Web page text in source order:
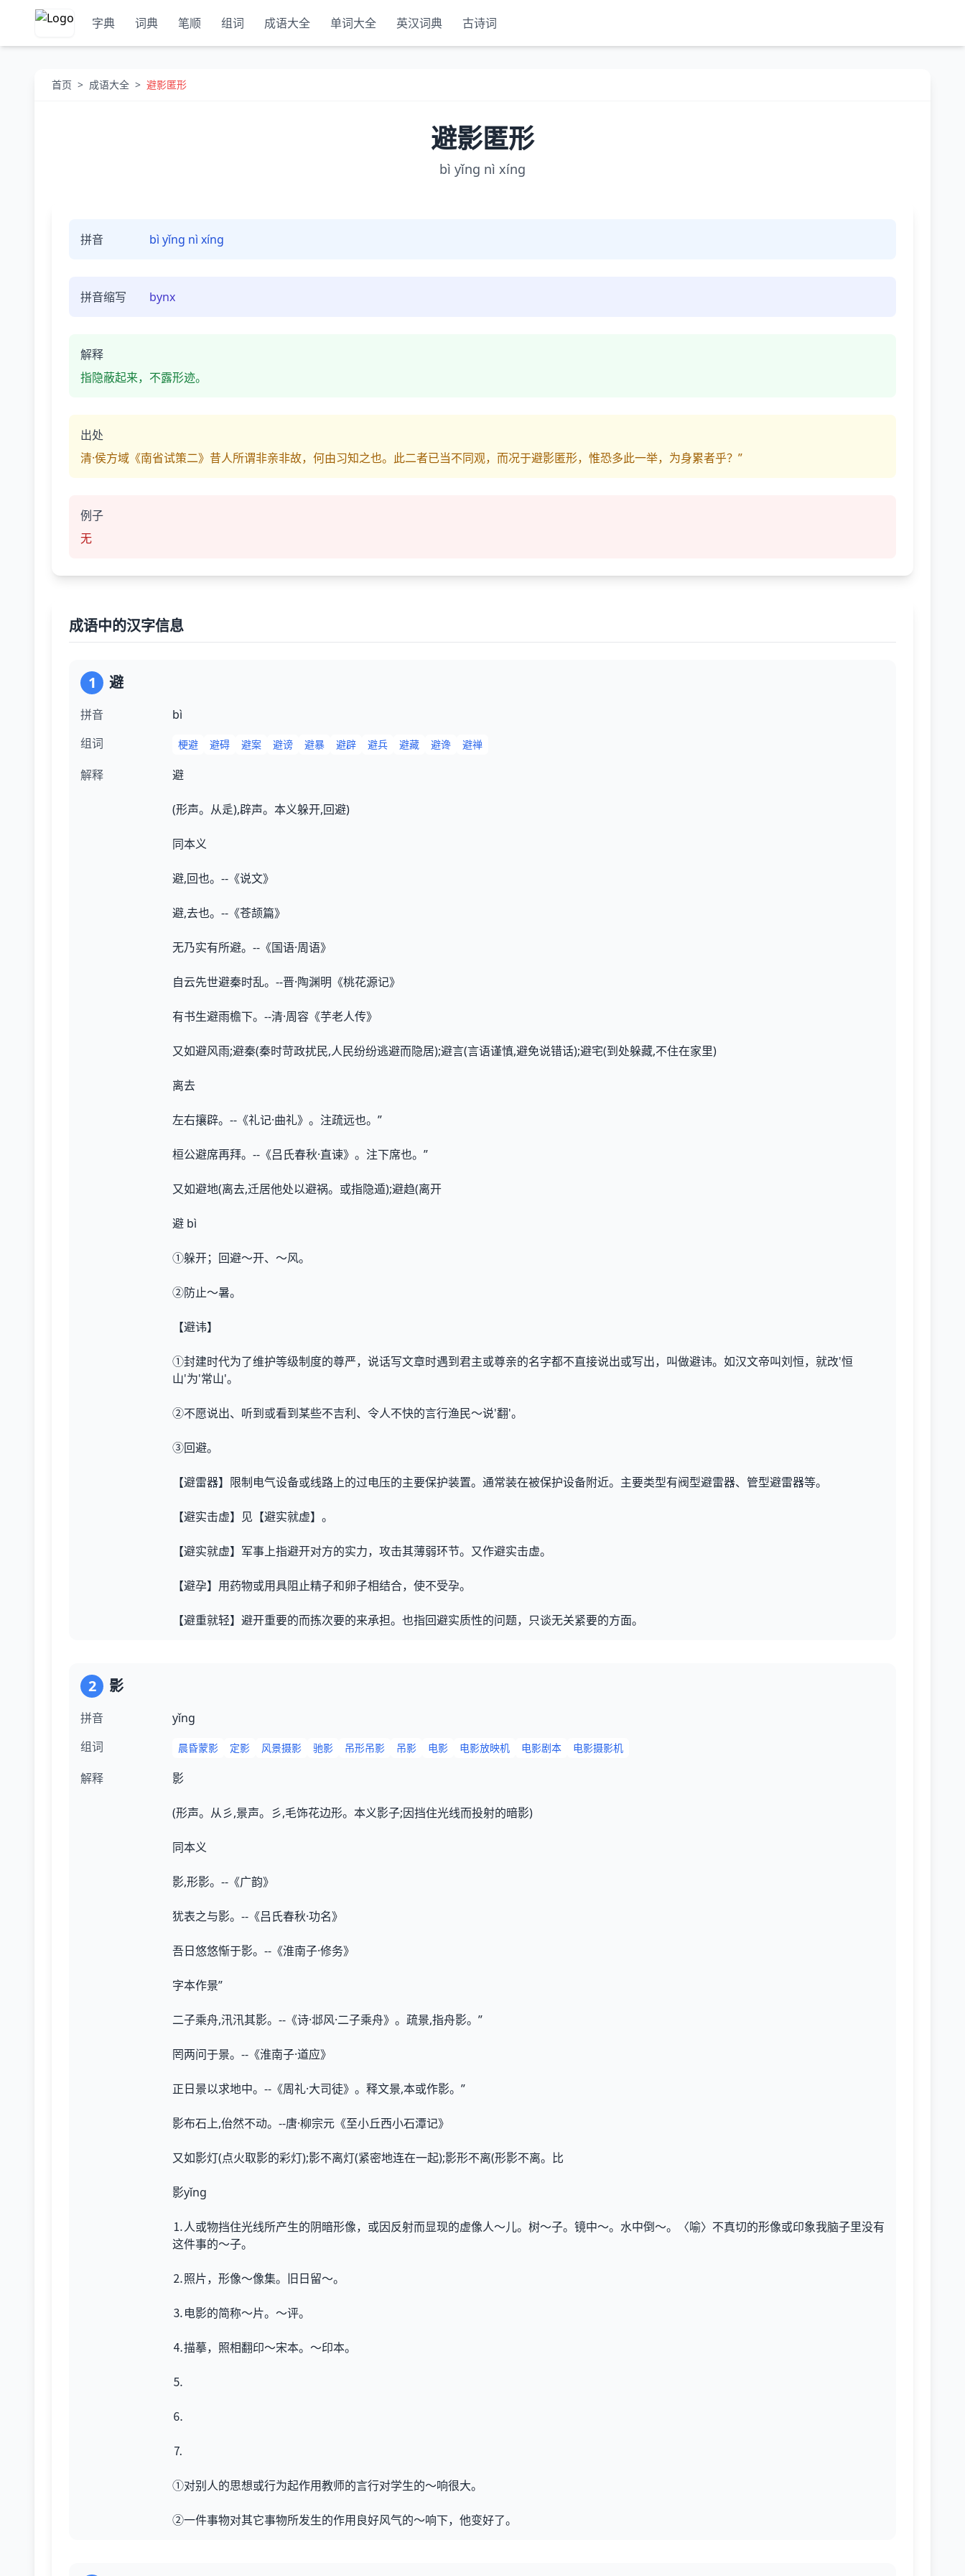
字典 词典 笔顺 组词 成语大全 单词大全 英汉词典 古诗词
首页 > 成语大全 > 避影匿形
避影匿形
bì yǐng nì xíng
拼音 bì yǐng nì xíng
拼音缩写 bynx
解释
指隐蔽起来，不露形迹。
出处
清·侯方域《南省试策二》昔人所谓非亲非故，何由习知之也。此二者已当不同观，而况于避影匿形，惟恐多此一举，为身累者乎？”
例子
无
成语中的汉字信息
1 避
拼音
bì
组词
梗避 避碍 避案 避谤 避暴 避辟 避兵 避藏 避谗 避禅
解释 避
(形声。从辵),辟声。本义躲开,回避)
同本义
避,回也。--《说文》
避,去也。--《苍颉篇》
无乃实有所避。--《国语·周语》
自云先世避秦时乱。--晋·陶渊明《桃花源记》
有书生避雨檐下。--清·周容《芋老人传》
又如避风雨;避秦(秦时苛政扰民,人民纷纷逃避而隐居);避言(言语谨慎,避免说错话);避宅(到处躲藏,不住在家里)
离去
左右攘辟。--《礼记·曲礼》。注疏远也。”
桓公避席再拜。--《吕氏春秋·直谏》。注下席也。”
又如避地(离去,迁居他处以避祸。或指隐遁);避趋(离开
避 bì
①躲开；回避～开、～风。
②防止～暑。
【避讳】
①封建时代为了维护等级制度的尊严，说话写文章时遇到君主或尊亲的名字都不直接说出或写出，叫做避讳。如汉文帝叫刘恒，就改'恒
山'为'常山'。
②不愿说出、听到或看到某些不吉利、令人不快的言行渔民～说'翻'。
③回避。
【避雷器】限制电气设备或线路上的过电压的主要保护装置。通常装在被保护设备附近。主要类型有阀型避雷器、管型避雷器等。
【避实击虚】见【避实就虚】。
【避实就虚】军事上指避开对方的实力，攻击其薄弱环节。又作避实击虚。
【避孕】用药物或用具阻止精子和卵子相结合，使不受孕。
【避重就轻】避开重要的而拣次要的来承担。也指回避实质性的问题，只谈无关紧要的方面。
2 影
拼音
yǐnɡ
组词
晨昏蒙影 定影 风景摄影 驰影 吊形吊影 吊影 电影 电影放映机 电影剧本 电影摄影机
解释 影
(形声。从彡,景声。彡,毛饰花边形。本义影子;因挡住光线而投射的暗影)
同本义
影,形影。--《广韵》
犹表之与影。--《吕氏春秋·功名》
吾日悠悠惭于影。--《淮南子·修务》
字本作景”
二子乘舟,汛汛其影。--《诗·邶风·二子乘舟》。疏景,指舟影。”
罔两问于景。--《淮南子·道应》
正日景以求地中。--《周礼·大司徒》。释文景,本或作影。”
影布石上,佁然不动。--唐·柳宗元《至小丘西小石潭记》
又如影灯(点火取影的彩灯);影不离灯(紧密地连在一起);影形不离(形影不离。比
影yǐng
⒈人或物挡住光线所产生的阴暗形像，或因反射而显现的虚像人～儿。树～子。镜中～。水中倒～。〈喻〉不真切的形像或印象我脑子里没有
这件事的～子。
⒉照片，形像～像集。旧日留～。
⒊电影的简称～片。～评。
⒋描摹，照相翻印～宋本。～印本。
⒌
⒍
⒎
①对别人的思想或行为起作用教师的言行对学生的～响很大。
②一件事物对其它事物所发生的作用良好风气的～响下，他变好了。